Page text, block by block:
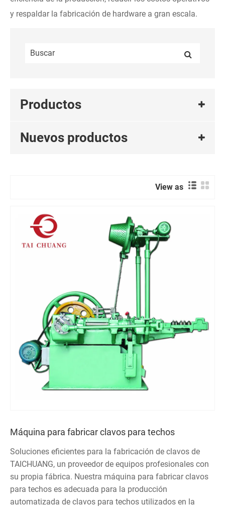
y respaldar la fabricación de hardware a gran escala.
Productos
Nuevos productos
View as
Máquina para fabricar clavos para techos
Soluciones eficientes para la fabricación de clavos de
TAICHUANG, un proveedor de equipos profesionales con
su propia fábrica. Nuestra máquina para fabricar clavos
para techos es adecuada para la producción
automatizada de clavos para techos utilizados en la